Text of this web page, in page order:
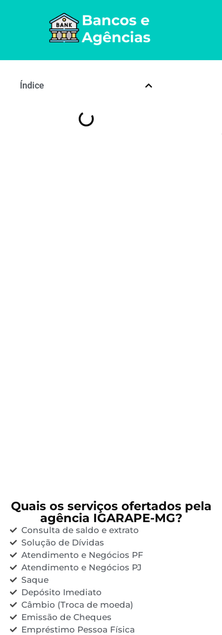
Índice
Quais os serviços ofertados pela
agência IGARAPE-MG?
Consulta de saldo e extrato
Solução de Dívidas
Atendimento e Negócios PF
Atendimento e Negócios PJ
Saque
Depósito Imediato
Câmbio (Troca de moeda)
Emissão de Cheques
Empréstimo Pessoa Física